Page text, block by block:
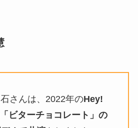
さんは、2022年のHey!
ビターチョコレート」の